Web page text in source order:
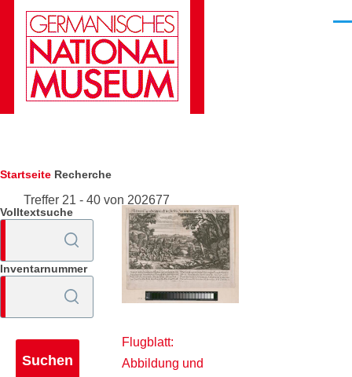
Direkt zum Inhalt
Pfadnavigation
Startseite Recherche
Treffer 21 - 40 von 202677
Volltextsuche
Inventarnummer
Flugblatt:
Abbildung und